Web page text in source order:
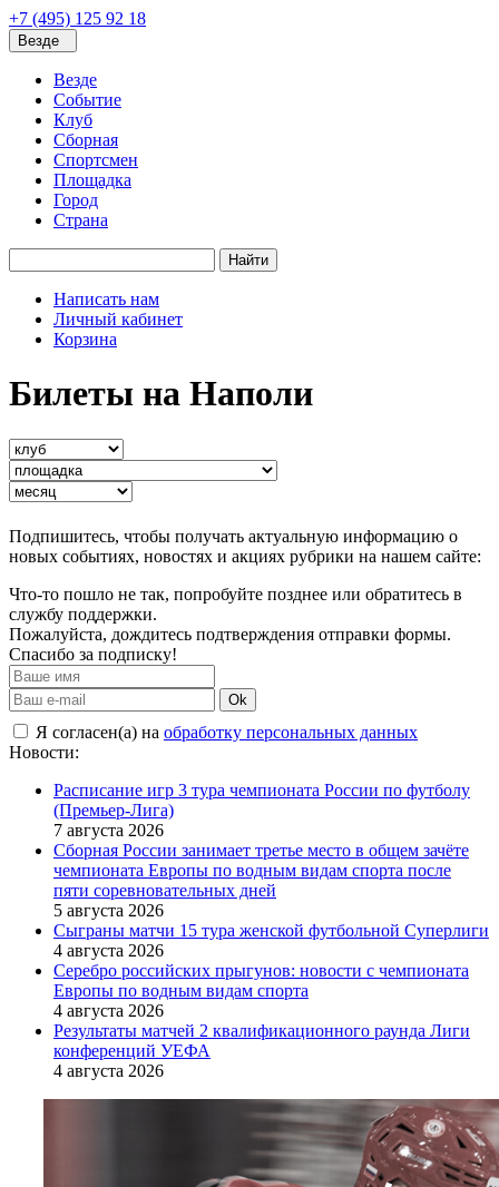
+7 (495) 125 92 18
Везде
Везде
Событие
Клуб
Сборная
Спортсмен
Площадка
Город
Страна
Найти
Написать нам
Личный кабинет
Корзина
Билеты на Наполи
Подпишитесь, чтобы получать актуальную информацию о
новых событиях, новостях и акциях рубрики на нашем сайте:
Что-то пошло не так, попробуйте позднее или обратитесь в
службу поддержки.
Пожалуйста, дождитесь подтверждения отправки формы.
Спасибо за подписку!
Ok
Я согласен(а) на обработку персональных данных
Новости:
Расписание игр 3 тура чемпионата России по футболу
(Премьер-Лига)
7 августа 2026
Сборная России занимает третье место в общем зачёте
чемпионата Европы по водным видам спорта после
пяти соревновательных дней
5 августа 2026
Сыграны матчи 15 тура женской футбольной Суперлиги
4 августа 2026
Серебро российских прыгунов: новости с чемпионата
Европы по водным видам спорта
4 августа 2026
Результаты матчей 2 квалификационного раунда Лиги
конференций УЕФА
4 августа 2026